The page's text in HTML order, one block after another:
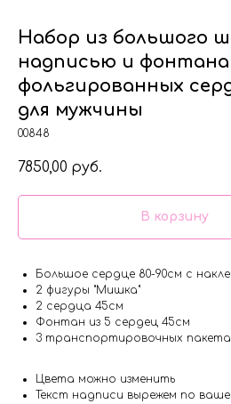
Набор из большого
надписью и фонтана
фольгированных
для мужчины
00848
7850,00 руб.
В корзину
Большое сердце 80-90см с
2 фигуры "Мишка"
2 сердца 45см
Фонтан из 5 сердец 45см
3 транспортировочных пакета
Цвета можно изменить
Текст надписи вырежем по